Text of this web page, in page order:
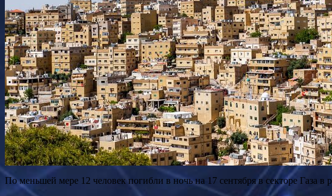
По меньшей мере 12 человек погибли в ночь на 17 сентября в секторе Газа в